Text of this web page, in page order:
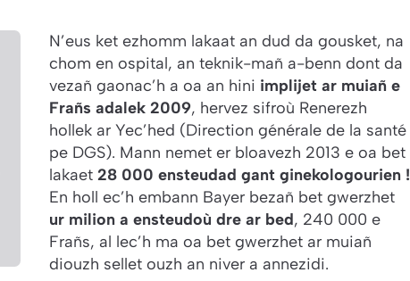
N’eus ket ezhomm lakaat an dud da gousket, na
chom en ospital, an teknik-mañ a-benn dont da
vezañ gaonac’h a oa an hini implijet ar muiañ e
Frañs adalek 2009, hervez sifroù Renerezh
hollek ar Yec’hed (Direction générale de la santé
pe DGS). Mann nemet er bloavezh 2013 e oa bet
lakaet28 000 ensteudad gant ginekologourien !
En holl ec’h embann Bayer bezañ bet gwerzhet
ur milion a ensteudoù dre ar bed, 240 000 e
Frañs, al lec’h ma oa bet gwerzhet ar muiañ
diouzh sellet ouzh an niver a annezidi.